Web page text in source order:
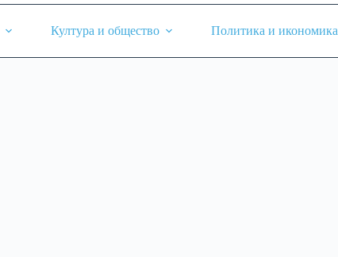
Култура и общество Политика и икономика